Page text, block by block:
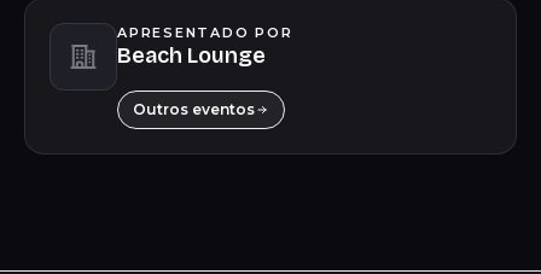
APRESENTADO POR
Beach Lounge
Outros eventos